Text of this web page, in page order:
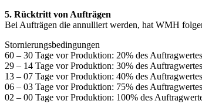
5. Rücktritt von Aufträgen
Bei Aufträgen die annulliert werden, hat WMH
Stornierungsbedingungen
60 – 30 Tage vor Produktion: 20% des Auftragwertes
29 – 14 Tage vor Produktion: 30% des Auftragwertes
13 – 07 Tage vor Produktion: 40% des Auftragwertes
06 – 03 Tage vor Produktion: 75% des Auftragwertes
02 – 00 Tage vor Produktion: 100% des